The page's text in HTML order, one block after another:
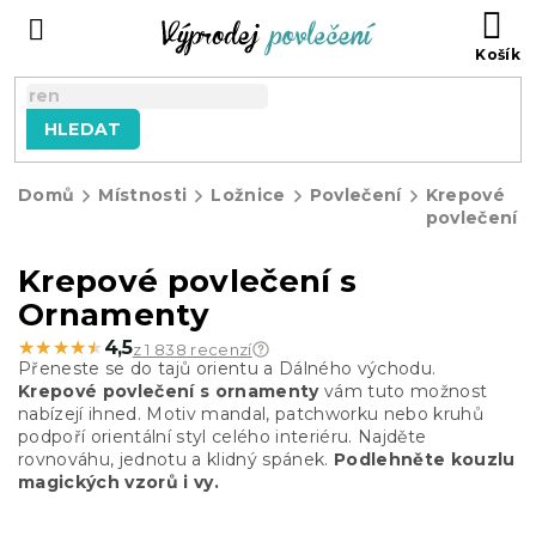
HLEDAT
Domů Místnosti Ložnice Povlečení
Krepové
povlečení
Krepové povlečení s
Ornamenty
★★★★★
★★★★★ 4,5z 1 838 recenzí
Přeneste se do tajů orientu a Dálného východu.
Krepové povlečení s ornamentyvám tuto možnost
nabízejí ihned. Motiv mandal, patchworku nebo kruhů
podpoří orientální styl celého interiéru. Najděte
rovnováhu, jednotu a klidný spánek. Podlehněte kouzlu
magických vzorů i vy.